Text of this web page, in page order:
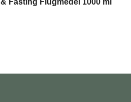
Fästing Flugmedel 1000 ml